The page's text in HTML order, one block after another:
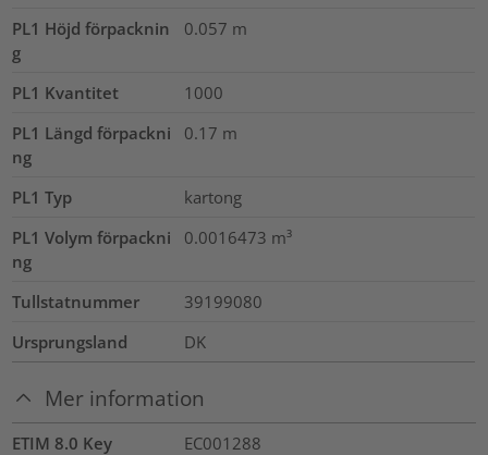
PL1 Höjd förpacknin
g
0.057 m
PL1 Kvantitet
1000
PL1 Längd förpackni
ng
0.17 m
PL1 Typ
kartong
PL1 Volym förpackni
ng
0.0016473 m³
Tullstatnummer
39199080
Ursprungsland
DK
Mer information
ETIM 8.0 Key
EC001288